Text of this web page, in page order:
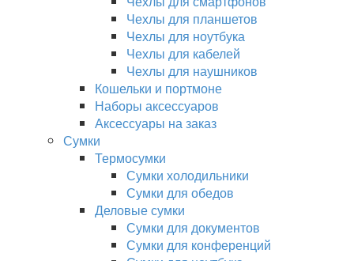
Чехлы для планшетов
Чехлы для ноутбука
Чехлы для кабелей
Чехлы для наушников
Кошельки и портмоне
Наборы аксессуаров
Аксессуары на заказ
Сумки
Термосумки
Сумки холодильники
Сумки для обедов
Деловые сумки
Сумки для документов
Сумки для конференций